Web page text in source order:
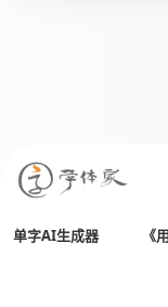
单字AI生成器 《